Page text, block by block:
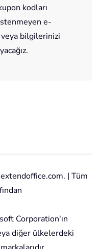
kodları
e-
bilgilerinizi
| Tüm
Corporation'ın
diğer ülkelerdeki